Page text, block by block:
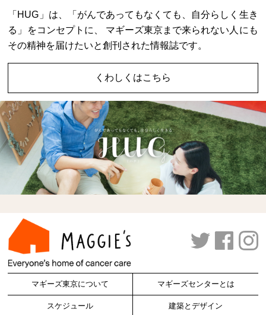
「HUG」は、「がんであってもなくても、自分らしく生き
る」をコンセプトに、 マギーズ東京まで来られない人にも
その精神を届けたいと創刊された情報誌です。
くわしくはこちら
マギーズ東京について マギーズセンターとは
スケジュール 建築とデザイン